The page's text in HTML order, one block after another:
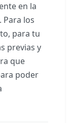
en la
Para los
para tu
previas y
que
poder